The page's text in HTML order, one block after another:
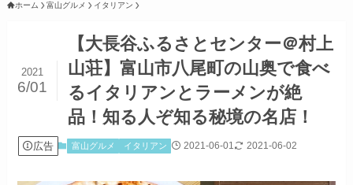
ホーム 富山グルメ イタリアン
【大長谷ふるさとセンター＠村上
山荘】富山市八尾町の山奥で食べ
るイタリアンとラーメンが絶
品！知る人ぞ知る秘境の名店！
2021
6/01
広告 富山グルメ イタリアン 2021-06-01 2021-06-02